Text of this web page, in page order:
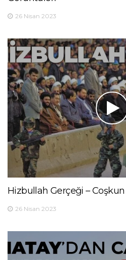
26 Nisan 2023
Hizbullah Gerçeği –
26 Nisan 2023